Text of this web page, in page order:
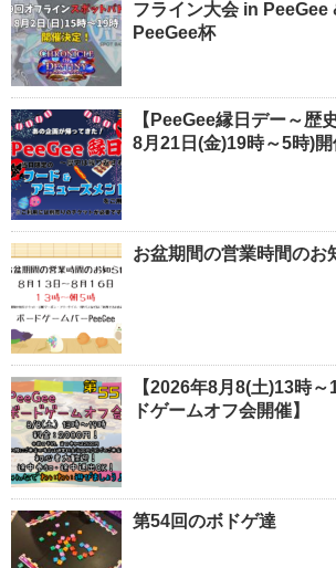
フライン大会 in PeeGee
PeeGee杯
【PeeGee縁日デー～歴
8月21日(金)19時～5時)開
お盆期間の営業時間のお
【2026年8月8(土)13時
ドゲームオフ会開催】
第54回のボドゲ達